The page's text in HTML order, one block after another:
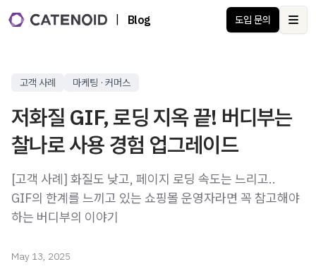
Blog 도입 문의
고객 사례 마케팅 · 커머스
저화질 GIF, 로딩 지옥 끝! 버디부는
찰나로 사용 경험 업그레이드
[고객 사례] 화질도 낮고, 페이지 로딩 속도는 느리고..
GIF의 한계를 느끼고 있는 쇼핑몰 운영자라면 꼭 참고해야
하는 버디부의 이야기
May 13, 2025